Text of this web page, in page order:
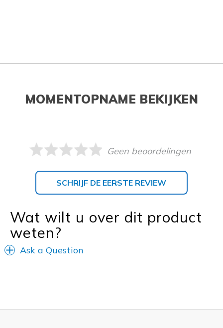
MOMENTOPNAME BEKIJKEN
Geen beoordelingen
SCHRIJF DE EERSTE REVIEW
Wat wilt u over dit product
weten?
Ask a Question